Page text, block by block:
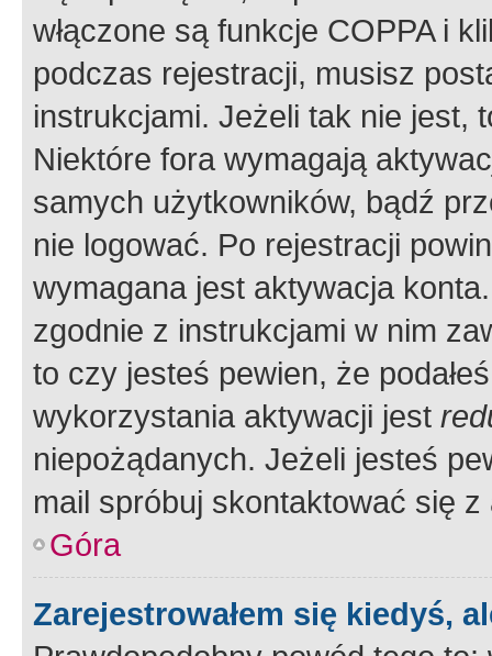
włączone są funkcje COPPA i
podczas rejestracji, musisz
instrukcjami. Jeżeli tak nie jest,
Niektóre fora wymagają
samych użytkowników, bądź
nie logować. Po rejestracji
wymagana jest aktywacja
zgodnie z instrukcjami w nim
to czy jesteś pewien, że
wykorzystania aktywacji jest
niepożądanych. Jeżeli jesteś
mail spróbuj skontaktować się
Góra
Zarejestrowałem się kiedyś,